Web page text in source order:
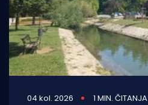
04 kol. 2026 1 MIN. ČITANJA